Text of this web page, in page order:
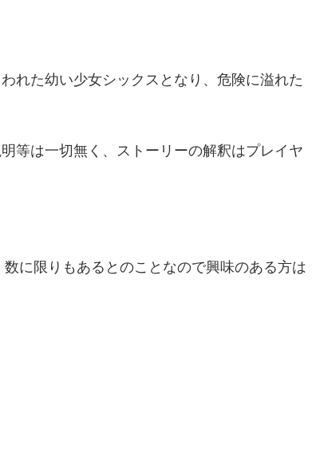
れた幼い少女シックスとなり、危険に溢れた
等は一切無く、ストーリーの解釈はプレイヤ
数に限りもあるとのことなので興味のある方は